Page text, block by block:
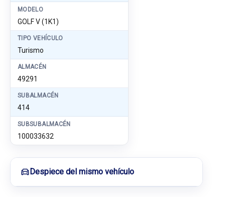
MODELO
GOLF V (1K1)
TIPO VEHÍCULO
Turismo
ALMACÉN
49291
SUBALMACÉN
414
SUBSUBALMACÉN
100033632
Despiece del mismo vehículo